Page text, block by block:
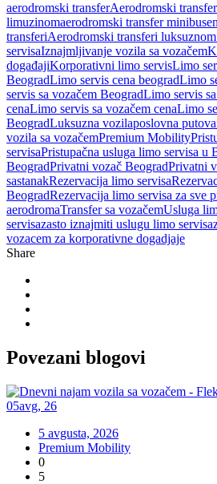
aerodromski transferAerodromski
limuzinomaerodromski transfer
transferiAerodromski transferi
servisaIznajmljivanje vozila sa vozačem
događajiKorporativni limo servisLimo
BeogradLimo servis cena beogradLimo
servis sa vozačem BeogradLimo servis
cenaLimo servis sa vozačem cenaLimo
BeogradLuksuzna vozilaposlovna
vozila sa vozačemPremium Mobility
servisaPristupačna usluga limo servisa u
BeogradPrivatni vozač BeogradPrivatni
sastanakRezervacija limo servisa
BeogradRezervacija limo servisa za sve
aerodromaTransfer sa vozačemUsluga
servisazasto iznajmiti uslugu limo servisa
vozacem za korporativne dogadjaje
Share
Povezani blogovi
05avg, 26
5 avgusta, 2026
Premium Mobility
0
5